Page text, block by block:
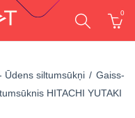
0
Ūdens siltumsūkņi
Gaiss-
HITACHI YUTAKI